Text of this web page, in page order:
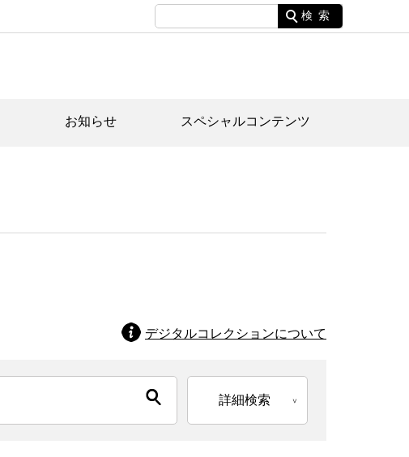
検索
お知らせ スペシャルコンテンツ
デジタルコレクションについて
詳細検索